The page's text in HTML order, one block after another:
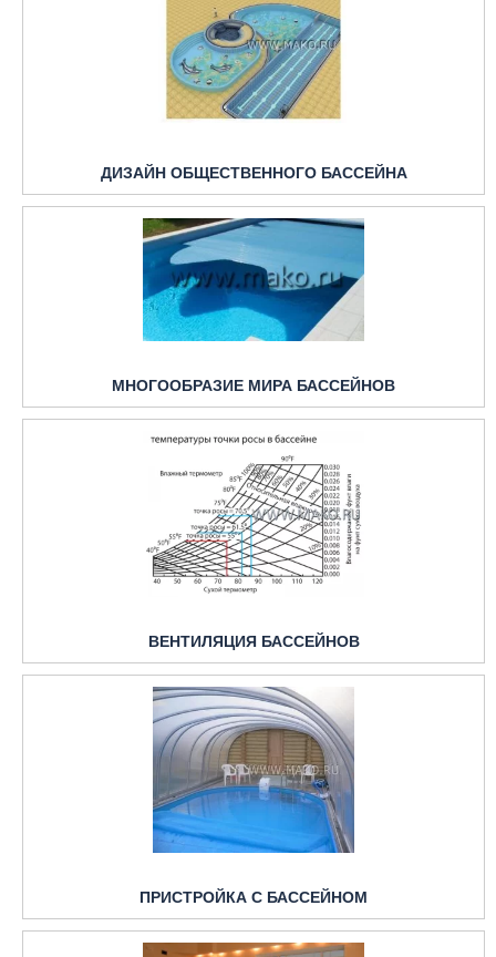
ДИЗАЙН ОБЩЕСТВЕННОГО БАССЕЙНА
МНОГООБРАЗИЕ МИРА БАССЕЙНОВ
ВЕНТИЛЯЦИЯ БАССЕЙНОВ
ПРИСТРОЙКА С БАССЕЙНОМ